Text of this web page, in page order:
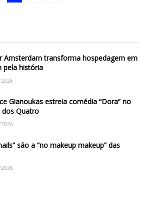
Amsterdam transforma hospedagem em
pela história
Gianoukas estreia comédia “Dora” no
dos Quatro
são a “no makeup makeup” das